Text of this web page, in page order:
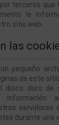
terceros que
le
sitio web.
las
pequeño
de este
disco duro de
información
servidores
durante una